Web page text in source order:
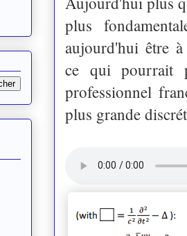
plus
aujourd'hui être
ce qui pourrait
professionnel
plus grande